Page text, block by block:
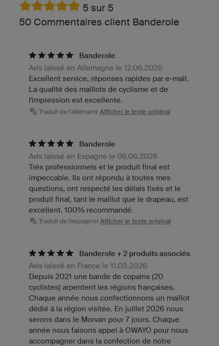
5 sur 5
50 Commentaires client Banderole
Banderole
Avis laissé en Allemagne le 12.06.2026
Excellent service, réponses rapides par e-mail.
La qualité des maillots de cyclisme et de
l'impression est excellente.
Traduit de l'allemand Afficher le texte original
Banderole
Avis laissé en Espagne le 06.06.2026
Très professionnels et le produit final est
impeccable. Ils ont répondu à toutes mes
questions, ont respecté les délais fixés et le
produit final, tant le maillot que le drapeau, est
excellent. 100% recommandé.
Traduit de l'espagnol Afficher le texte original
Banderole + 2 produits associés
Avis laissé en France le 11.03.2026
Depuis 2021 une bande de copains (20
cyclistes) arpentent les régions françaises.
Chaque année nous confectionnons un maillot
dédié à la région visitée. En juillet 2026 nous
serons dans le Morvan pour 7 jours. Chaque
année nous faisons appel à OWAYO pour nous
accompagner dans la confection de notre